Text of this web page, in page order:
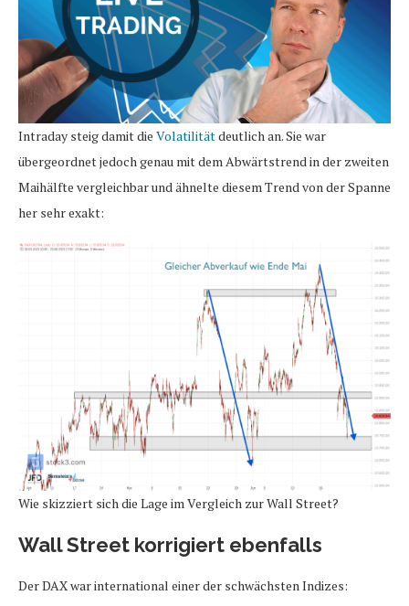
Intraday steig damit die Volatilitätdeutlich an. Sie war
übergeordnet jedoch genau mit dem Abwärtstrend in der zweiten
Maihälfte vergleichbar und ähnelte diesem Trend von der Spanne
her sehr exakt:
Wie skizziert sich die Lage im Vergleich zur Wall Street?
Wall Street korrigiert ebenfalls
Der DAX war international einer der schwächsten Indizes: